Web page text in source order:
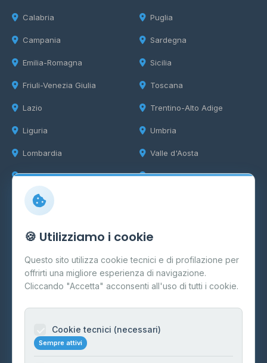
Calabria
Campania
Emilia-Romagna
Friuli-Venezia Giulia
Lazio
Liguria
Lombardia
Marche
Puglia
Sardegna
Sicilia
Toscana
Trentino-Alto Adige
Umbria
Valle d'Aosta
Veneto
Info
Cos'è il GPL
FAQ
Contatti
Informazioni legali
🍪 Utilizziamo i cookie
Questo sito utilizza cookie tecnici e di profilazione per
offrirti una migliore esperienza di navigazione.
Cliccando "Accetta" acconsenti all'uso di tutti i cookie.
Cookie tecnici (necessari)
Sempre attivi